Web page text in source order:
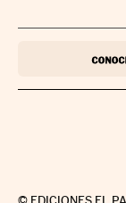
© EDICIONES EL